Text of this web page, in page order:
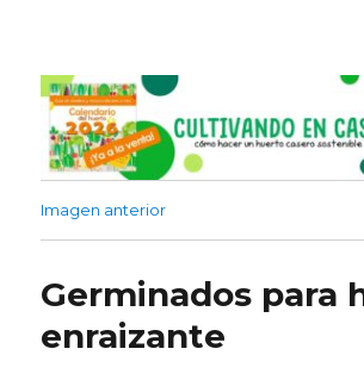
Imagen anterior
Germinados para
enraizante